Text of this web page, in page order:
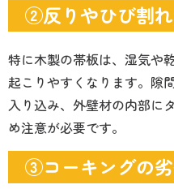
②反りやひび割れ
特に木製の帯板は、湿気や
起こりやすくなります。隙
入り込み、外壁材の内部に
め注意が必要です。
③コーキングの